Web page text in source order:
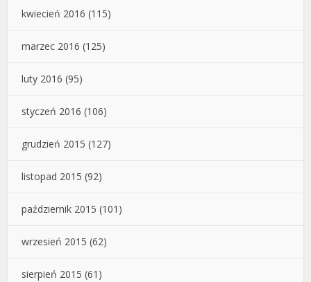
kwiecień 2016 (115)
marzec 2016 (125)
luty 2016 (95)
styczeń 2016 (106)
grudzień 2015 (127)
listopad 2015 (92)
październik 2015 (101)
wrzesień 2015 (62)
sierpień 2015 (61)